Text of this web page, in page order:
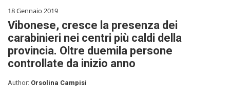
18 Gennaio 2019
Vibonese, cresce la presenza dei
carabinieri nei centri più caldi della
provincia. Oltre duemila persone
controllate da inizio anno
Author: Orsolina Campisi